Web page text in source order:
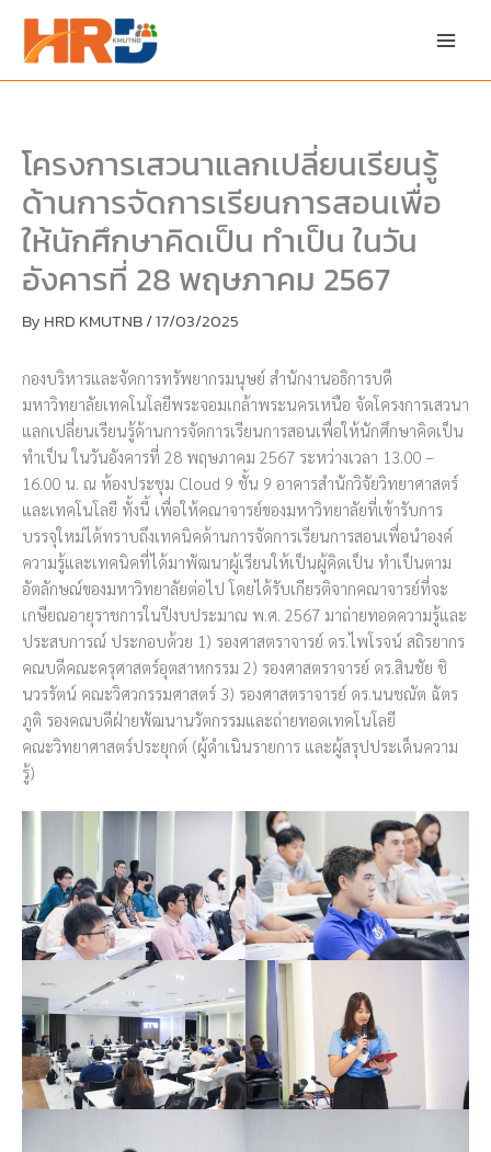
content
โครงการเสวนาแลกเปลี่ยนเรียนรู้
ด้านการจัดการเรียนการสอนเพื่อ
ให้นักศึกษาคิดเป็น ทำเป็น ในวัน
อังคารที่ 28 พฤษภาคม 2567
By HRD KMUTNB/17/03/2025
กองบริหารและจัดการทรัพยากรมนุษย์ สำนักงานอธิการบดี
มหาวิทยาลัยเทคโนโลยีพระจอมเกล้าพระนครเหนือ จัดโครงการเสวนา
แลกเปลี่ยนเรียนรู้ด้านการจัดการเรียนการสอนเพื่อให้นักศึกษาคิดเป็น
ทำเป็น ในวันอังคารที่ 28 พฤษภาคม 2567 ระหว่างเวลา 13.00 –
16.00 น. ณ ห้องประชุม Cloud 9 ชั้น 9 อาคารสำนักวิจัยวิทยาศาสตร์
และเทคโนโลยี ทั้งนี้ เพื่อให้คณาจารย์ของมหาวิทยาลัยที่เข้ารับการ
บรรจุใหม่ได้ทราบถึงเทคนิคด้านการจัดการเรียนการสอนเพื่อนำองค์
ความรู้และเทคนิคที่ได้มาพัฒนาผู้เรียนให้เป็นผู้คิดเป็น ทำเป็นตาม
อัตลักษณ์ของมหาวิทยาลัยต่อไป โดยได้รับเกียรติจากคณาจารย์ที่จะ
เกษียณอายุราชการในปีงบประมาณ พ.ศ. 2567 มาถ่ายทอดความรู้และ
ประสบการณ์ ประกอบด้วย 1) รองศาสตราจารย์ ดร.ไพโรจน์ สถิรยากร
คณบดีคณะครุศาสตร์อุตสาหกรรม 2) รองศาสตราจารย์ ดร.สินชัย ชิ
นวรรัตน์ คณะวิศวกรรมศาสตร์ 3) รองศาสตราจารย์ ดร.นนชณัต ฉัตร
ภูติ รองคณบดีฝ่ายพัฒนานวัตกรรมและถ่ายทอดเทคโนโลยี
คณะวิทยาศาสตร์ประยุกต์ (ผู้ดำเนินรายการ และผู้สรุปประเด็นความ
รู้)